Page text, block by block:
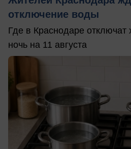
отключение воды
Где в Краснодаре
ночь на 11 августа